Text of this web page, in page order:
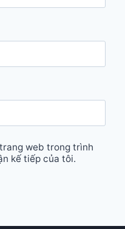
web trong trình
kế tiếp của tôi.